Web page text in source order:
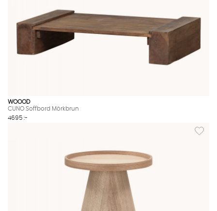
WOOOD
CUNO Soffbord Mörkbrun
4695 :-
Lägg